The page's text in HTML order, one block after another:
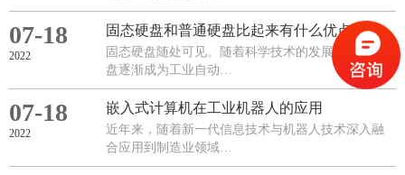
07-18
2022
固态硬盘和普通硬盘比起来有什么优点？
固态硬盘随处可见。随着科学技术的发展，固态硬
盘逐渐成为工业自动…
07-18
2022
嵌入式计算机在工业机器人的应用
近年来，随着新一代信息技术与机器人技术深入融
合应用到制造业领域…